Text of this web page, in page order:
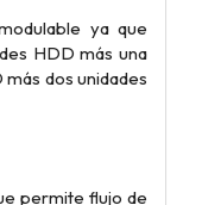
ya que
HDD más una
dos unidades
permite flujo de